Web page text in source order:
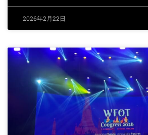
2026年2月22日